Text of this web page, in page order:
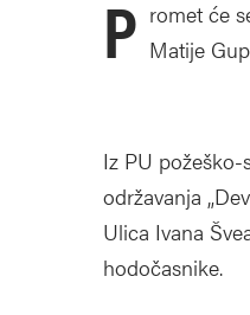
P romet će
Matije
Iz PU požeško-
održavanja
Ulica Ivana
hodočasnike.